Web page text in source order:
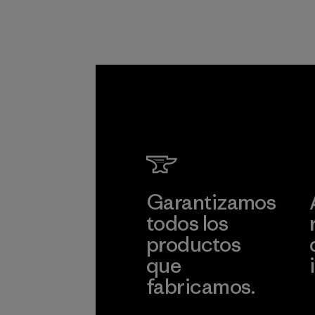
Garantizamos
todos los
productos
que
fabricamos.